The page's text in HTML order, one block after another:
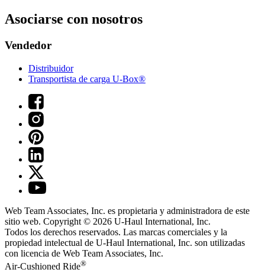
Asociarse con nosotros
Vendedor
Distribuidor
Transportista de carga U-Box®
Web Team Associates, Inc. es propietaria y administradora de este
sitio web. Copyright © 2026 U-Haul International, Inc.
Todos los derechos reservados. Las marcas comerciales y la
propiedad intelectual de U-Haul International, Inc. son utilizadas
con licencia de Web Team Associates, Inc.
Air-Cushioned Ride®